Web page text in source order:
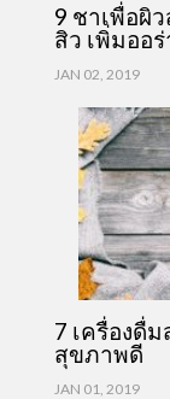
9 ชาเพื่อผิ
สิว เพิ่มออร่
JAN 02, 2019
7 เครื่องดื่
สุขภาพดี
JAN 01, 2019